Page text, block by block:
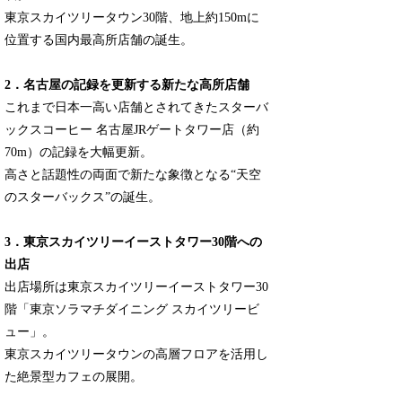
東京スカイツリータウン30階、地上約150mに
位置する国内最高所店舗の誕生。
2．名古屋の記録を更新する新たな高所店舗
これまで日本一高い店舗とされてきたスターバ
ックスコーヒー 名古屋JRゲートタワー店（約
70m）の記録を大幅更新。
高さと話題性の両面で新たな象徴となる“天空
のスターバックス”の誕生。
3．東京スカイツリーイーストタワー30階への
出店
出店場所は東京スカイツリーイーストタワー30
階「東京ソラマチダイニング スカイツリービ
ュー」。
東京スカイツリータウンの高層フロアを活用し
た絶景型カフェの展開。